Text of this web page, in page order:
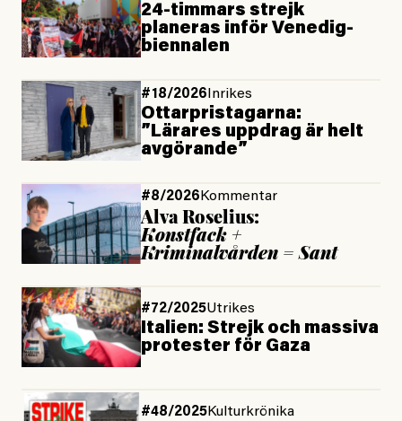
24-timmars strejk
planeras inför Venedig­
biennalen
#18/2026 Inrikes
Ottarpristagarna:
”Lärares uppdrag är helt
avgörande”
#8/2026Kommentar
Alva Roselius:
Konstfack +
Kriminalvården = Sant
#72/2025Utrikes
Italien: Strejk och massiva
protester för Gaza
#48/2025Kulturkrönika